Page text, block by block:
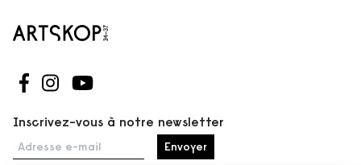
Suivez-nous sur Facebook
Suivez-nous sur Instagram
Suivez-nous sur Youtube
Inscrivez-vous à notre newsletter
Adresse e-mail